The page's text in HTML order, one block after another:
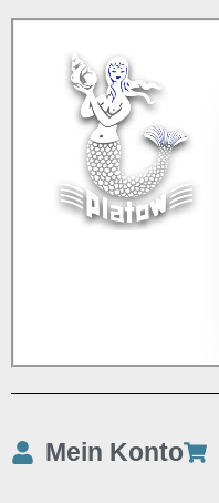
Mein Konto